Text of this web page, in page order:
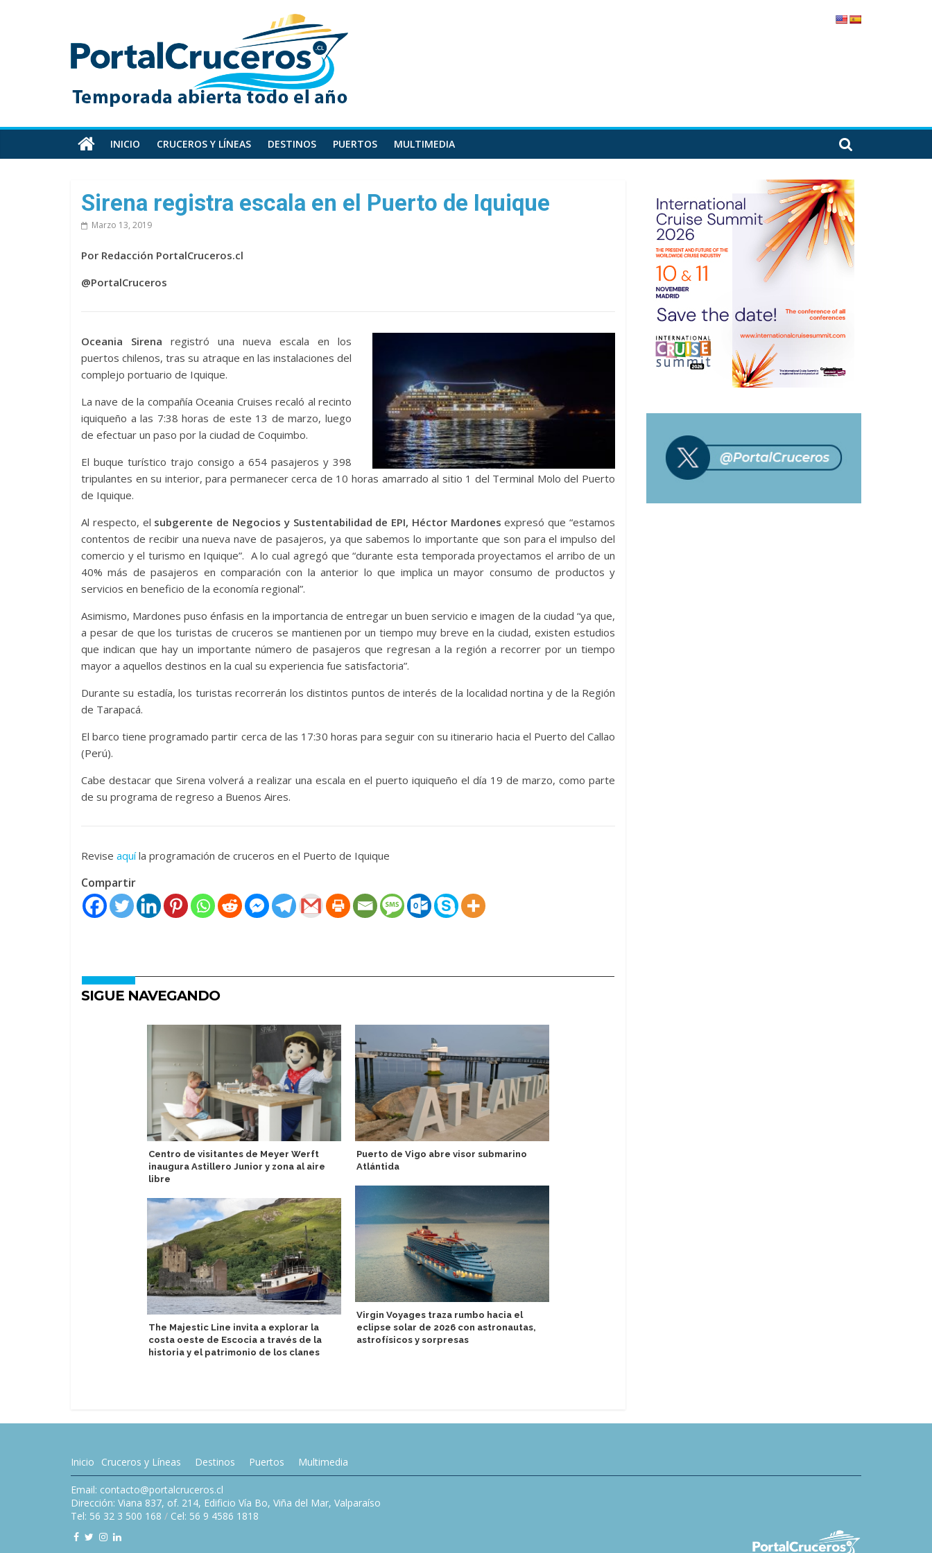
PortalCruceros
Toda
información
cruceros
en
un
sitio
INICIO CRUCEROS Y LÍNEAS DESTINOS PUERTOS MULTIMEDIA
Sirena registra escala en el Puerto de Iquique
Marzo 13, 2019
Por Redacción PortalCruceros.cl
@PortalCruceros
Oceania Sirena registró una nueva escala en los
puertos chilenos, tras su atraque en las instalaciones del
complejo portuario de Iquique.
La nave de la compañía Oceania Cruises recaló al recinto
iquiqueño a las 7:38 horas de este 13 de marzo, luego
de efectuar un paso por la ciudad de Coquimbo.
El buque turístico trajo consigo a 654 pasajeros y 398
tripulantes en su interior, para permanecer cerca de 10 horas amarrado al sitio 1 del Terminal Molo del Puerto
de Iquique.
Al respecto, el subgerente de Negocios y Sustentabilidad de EPI, Héctor Mardones expresó que “estamos
contentos de recibir una nueva nave de pasajeros, ya que sabemos lo importante que son para el impulso del
comercio y el turismo en Iquique”. A lo cual agregó que “durante esta temporada proyectamos el arribo de un
40% más de pasajeros en comparación con la anterior lo que implica un mayor consumo de productos y
servicios en beneficio de la economía regional”.
Asimismo, Mardones puso énfasis en la importancia de entregar un buen servicio e imagen de la ciudad “ya que,
a pesar de que los turistas de cruceros se mantienen por un tiempo muy breve en la ciudad, existen estudios
que indican que hay un importante número de pasajeros que regresan a la región a recorrer por un tiempo
mayor a aquellos destinos en la cual su experiencia fue satisfactoria”.
Durante su estadía, los turistas recorrerán los distintos puntos de interés de la localidad nortina y de la Región
de Tarapacá.
El barco tiene programado partir cerca de las 17:30 horas para seguir con su itinerario hacia el Puerto del Callao
(Perú).
Cabe destacar que Sirena volverá a realizar una escala en el puerto iquiqueño el día 19 de marzo, como parte
de su programa de regreso a Buenos Aires.
Revise aquíla programación de cruceros en el Puerto de Iquique
Compartir
SIGUE NAVEGANDO
Centro de visitantes de Meyer Werft
inaugura Astillero Junior y zona al aire
libre
The Majestic Line invita a explorar la
costa oeste de Escocia a través de la
historia y el patrimonio de los clanes
Puerto de Vigo abre visor submarino
Atlántida
Virgin Voyages traza rumbo hacia el
eclipse solar de 2026 con astronautas,
astrofísicos y sorpresas
Inicio Cruceros y Líneas Destinos Puertos Multimedia
Email: contacto@portalcruceros.cl
Dirección: Viana 837, of. 214, Edificio Vía Bo, Viña del Mar, Valparaíso
Tel: 56 32 3 500 168 / Cel: 56 9 4586 1818